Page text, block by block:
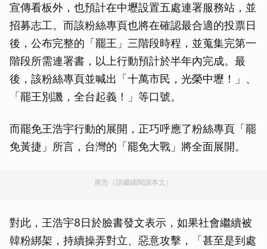
宣傳看板外，也預計在中壢設置五處連署服務站，並
招募志工。而該粉絲專頁也將在確認最合適的投票日
後，公布完整的「罷王」三階段時程，並蒐集完第一
階段所需連署書，以上行動預計於半年內完成。最
後，該粉絲專頁並喊出「十萬市民，光榮中壢！」、
「罷王別譏，全台起義！」等口號。
而罷免王浩宇行動的展開，正巧呼應了粉絲專頁「罷
免黃捷」所言，台灣的「罷免大戰」將全面展開。
廣告（請繼續閱讀本文）
對此，王浩宇8日於臉書發文表示，如果社會繼續被
韓粉綁架，持續操弄對立、惡意攻擊，「甚至是到處